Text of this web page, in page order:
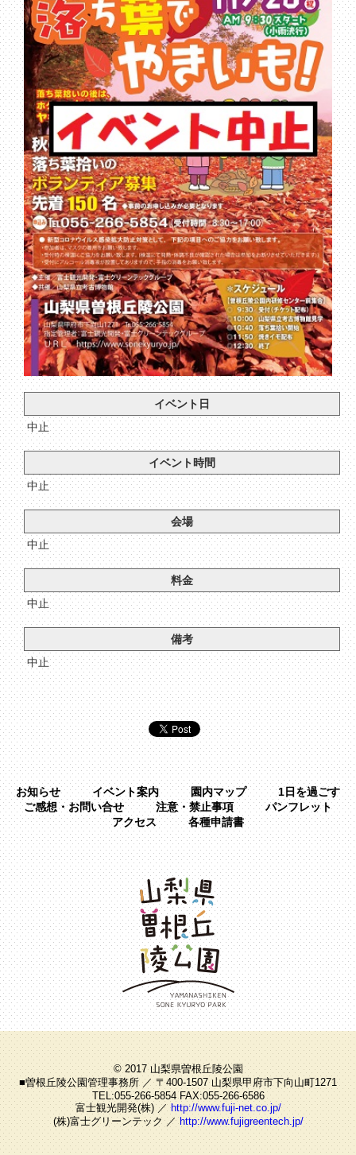
イベント日
中止
イベント時間
中止
会場
中止
料金
中止
備考
中止
お知らせ イベント案内 園内マップ
1日を過ごす
ご感想・お問い合せ
注意・禁止事項
パンフレット
アクセス
各種申請書
© 2017 山梨県曽根丘陵公園
■曽根丘陵公園管理事務所 ／ 〒400-1507 山梨県甲府市下向山町1271
TEL:055-266-5854 FAX:055-266-6586
富士観光開発(株) ／http://www.fuji-net.co.jp/
(株)富士グリーンテック ／ http://www.fujigreentech.jp/